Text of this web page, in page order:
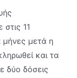
στις 11
μήνες μετά η
και τα
δύο δόσεις